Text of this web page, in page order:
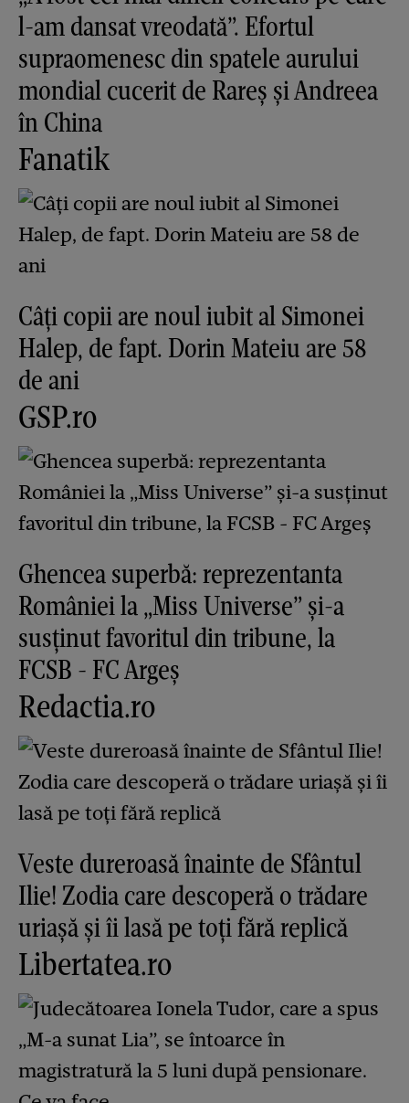
l-am dansat vreodată”. Efortul
supraomenesc din spatele aurului
mondial cucerit de Rareș și Andreea
în China
Fanatik
Câți copii are noul iubit al Simonei
Halep, de fapt. Dorin Mateiu are 58
de ani
GSP.ro
Ghencea superbă: reprezentanta
României la „Miss Universe” și-a
susținut favoritul din tribune, la
FCSB - FC Argeș
Redactia.ro
Veste dureroasă înainte de Sfântul
Ilie! Zodia care descoperă o trădare
uriașă și îi lasă pe toți fără replică
Libertatea.ro